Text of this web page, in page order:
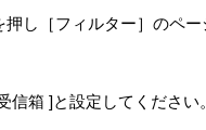
し［フィルター］のペー
箱 ]と設定してください。